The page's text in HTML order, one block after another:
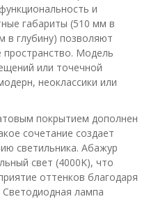
и
габариты (510 мм в
в глубину) позволяют
пространство. Модель
или точечной
неоклассики или
покрытием дополнен
сочетание создает
светильника. Абажур
свет (4000K), что
оттенков благодаря
Светодиодная лампа